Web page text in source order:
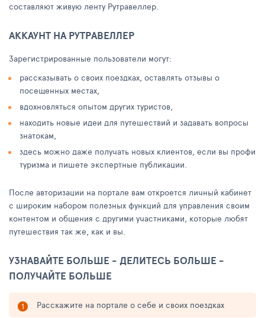
составляют живую ленту Рутравеллер.
АККАУНТ НА РУТРАВЕЛЛЕР
Зарегистрированные пользователи могут:
рассказывать о своих поездках, оставлять отзывы о
посещенных местах,
вдохновляться опытом других туристов,
находить новые идеи для путешествий и задавать вопросы
знатокам,
здесь можно даже получать новых клиентов, если вы профи
туризма и пишете экспертные публикации.
После авторизации на портале вам откроется личный кабинет
с широким набором полезных функций для управления своим
контентом и общения с другими участниками, которые любят
путешествия так же, как и вы.
УЗНАВАЙТЕ БОЛЬШЕ - ДЕЛИТЕСЬ БОЛЬШЕ -
ПОЛУЧАЙТЕ БОЛЬШЕ
Расскажите на портале о себе и своих поездках